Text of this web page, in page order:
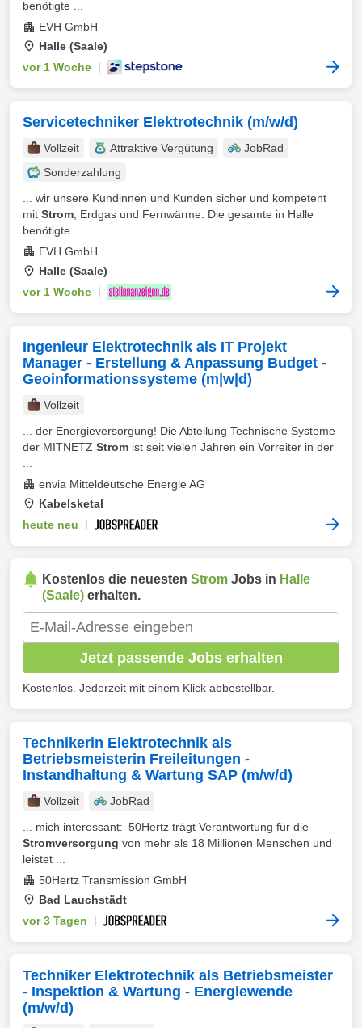
benötigte ...
EVH GmbH
Halle (Saale)
vor 1 Woche
Servicetechniker Elektrotechnik (m/w/d)
Vollzeit Attraktive Vergütung
JobRad
Sonderzahlung
... wir unsere Kundinnen und Kunden sicher und kompetent
mit Strom , Erdgas und Fernwärme. Die gesamte in Halle
benötigte ...
EVH GmbH
Halle (Saale)
vor 1 Woche
Ingenieur Elektrotechnik als IT Projekt
Manager - Erstellung & Anpassung Budget -
Geoinformationssysteme (m|w|d)
Vollzeit
... der Energieversorgung! Die Abteilung Technische Systeme
der MITNETZ Strom ist seit vielen Jahren ein Vorreiter in der
envia Mitteldeutsche Energie AG
Kabelsketal
heute neu
Kostenlos die neuesten Strom Jobs in Halle
(Saale) erhalten.
Jetzt passende Jobs erhalten
Kostenlos. Jederzeit mit einem Klick abbestellbar.
Technikerin Elektrotechnik als
Betriebsmeisterin Freileitungen -
Instandhaltung & Wartung SAP (m/w/d)
Vollzeit
JobRad
... mich interessant: 50Hertz trägt Verantwortung für die
Stromversorgung von mehr als 18 Millionen Menschen und
leistet ...
50Hertz Transmission GmbH
Bad Lauchstädt
vor 3 Tagen
Techniker Elektrotechnik als Betriebsmeister
- Inspektion & Wartung - Energiewende
(m/w/d)